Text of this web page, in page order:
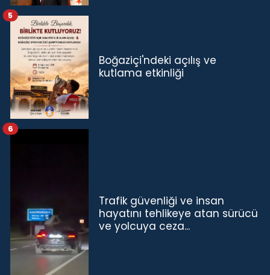
Boğaziçi'ndeki açılış ve
kutlama etkinliği
5
Trafik güvenliği ve insan
hayatını tehlikeye atan sürücü
ve yolcuya ceza...
6